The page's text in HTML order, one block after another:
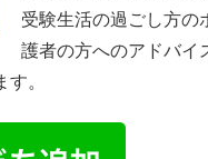
受験生活の過ごし方の
護者の方へのアドバイ
。